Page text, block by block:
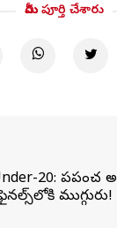
మీరు పూర్తి చేశారు
20: ప్రపంచ
ముగ్గురు!